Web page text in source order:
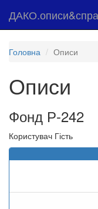
Головна Описи
Описи
Фонд Р-242
Користувач Гість